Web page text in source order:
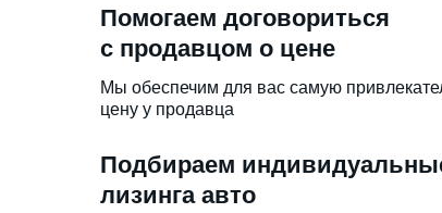
Подбираем
лизинга авто
Помогаем договориться
с продавцом о цене
Мы обеспечим для вас самую
цену у продавца